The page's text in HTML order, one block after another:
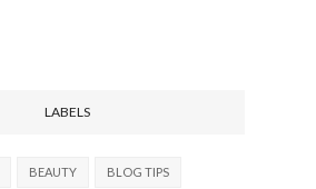
LABELS
BEAUTY BLOG TIPS